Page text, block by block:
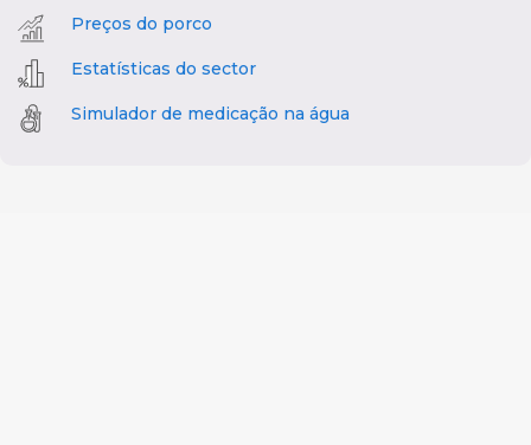
Preços do porco
Estatísticas do sector
Simulador de medicação na água